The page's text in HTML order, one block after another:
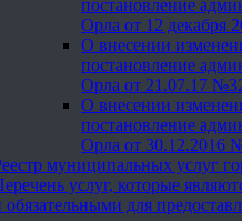
постановление
Орла от 12 декабря
О внесении
постановление
Орла от 21.07.17
О внесении
постановление
Орла от 30.12.2016
муниципальных услуг
услуг, которые
обязательными для